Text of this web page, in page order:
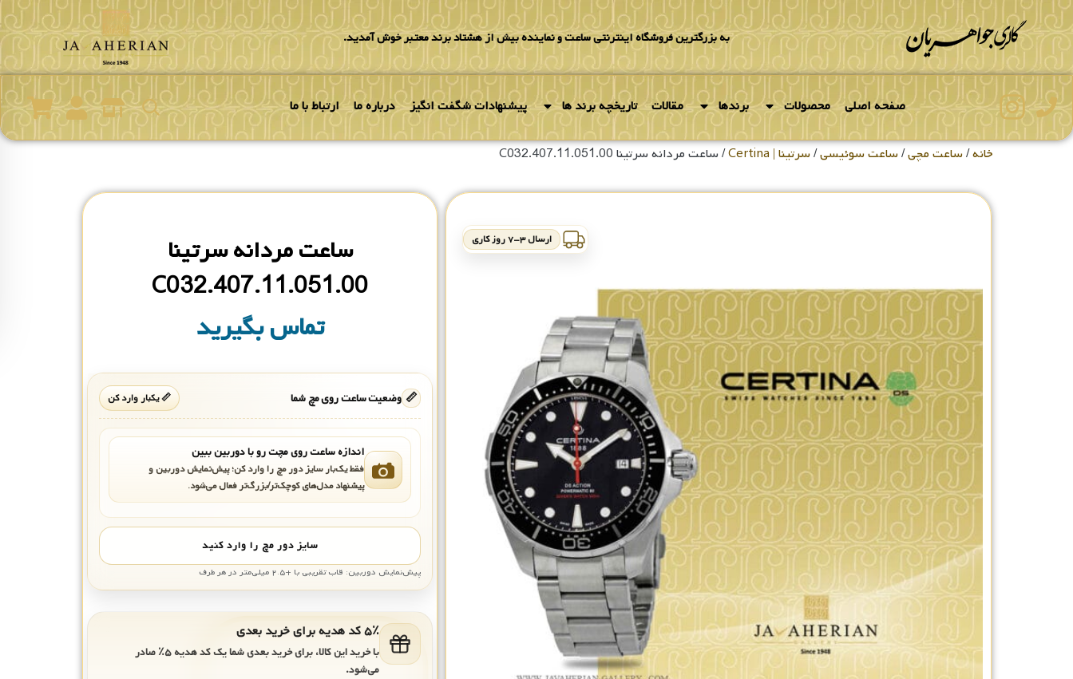
به بزرگترین فروشگاه اینترنتی ساعت و نماینده بیش از هشتاد برند معتبر خوش آمدید.
صفحه اصلی محصولات برندها مقالات تاریخچه برند ها پیشنهادات شگفت انگیز درباره ما ارتباط با ما
خانه/ساعت مچی/ساعت سوئیسی/سرتینا | Certina / ساعت مردانه سرتینا C032.407.11.051.00
ارسال ۳-۷ روز کاری
ساعت مردانه سرتینا
C032.407.11.051.00
تماس بگیرید
📏 وضعیت ساعت روی مچ شما 📏 یکبار وارد کن
اندازه ساعت روی مچت رو با دوربین ببین
فقط یک‌بار سایز دور مچ را وارد کن؛ پیش‌نمایش دوربین و
پیشنهاد مدل‌های کوچک‌تر/بزرگ‌تر فعال می‌شود.
سایز دور مچ را وارد کنید
پیش‌نمایش دوربین: قاب تقریبی با +۲.۵ میلی‌متر در هر طرف
۵٪ کد هدیه برای خرید بعدی
با خرید این کالا، برای خرید بعدی شما یک کد هدیه۵٪ صادر
می‌شود.